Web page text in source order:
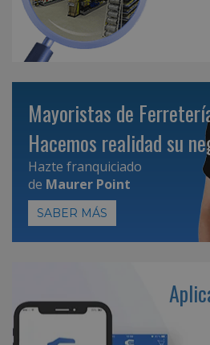
Mayoristas de
Hacemos realidad su
Hazte franquiciado
de Maurer Point
SABER MÁS